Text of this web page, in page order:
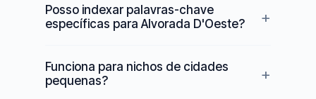
Posso indexar palavras-chave
específicas para Alvorada D'Oeste?
Funciona para nichos de cidades
pequenas?